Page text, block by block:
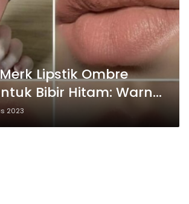
Lipstik Ombre
Bibir Hitam: Warna
Memukau, Tanpa
Kering!
2023